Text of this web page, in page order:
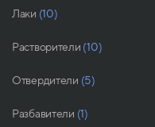
Лаки (10)
Растворители (10)
Отвердители (5)
Разбавители (1)